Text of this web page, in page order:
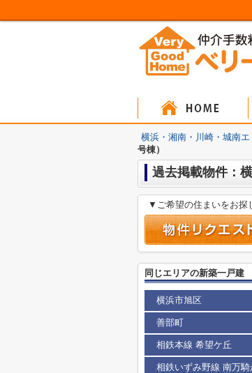
横浜・湘南・川崎・城南
号棟）
過去掲載物件：
▼ご希望の住まいをお探
同じエリアの新築一戸建
横浜市旭区
善部町
相鉄本線 希望ケ丘
相鉄いずみ野線 南万騎